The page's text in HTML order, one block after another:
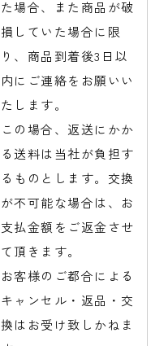
た場合、また商品が破
損していた場合に限
り、商品到着後3日以
内にご連絡をお願いい
たします。
この場合、返送にかか
る送料は当社が負担す
るものとします。交換
が不可能な場合は、お
支払金額をご返金させ
て頂きます。
お客様のご都合による
キャンセル・返品・交
換はお受け致しかねま